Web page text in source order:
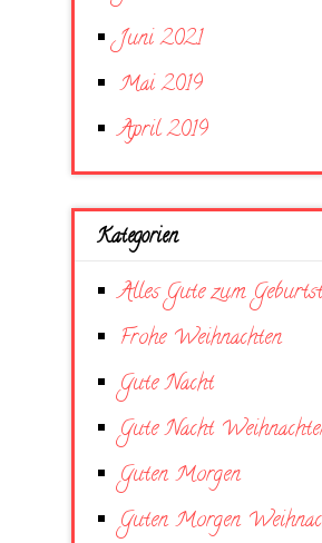
Juni 2021
Mai 2019
April 2019
Kategorien
Alles Gute zum
Frohe Weihnachten
Gute Nacht
Gute Nacht
Guten Morgen
Guten Morgen